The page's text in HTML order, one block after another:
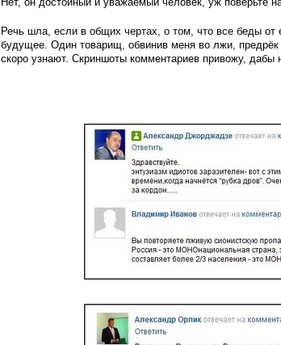
Речь шла, если в общих чертах, о том, что все беды
будущее. Один товарищ, обвинив меня во лжи,
скоро узнают. Скриншоты комментариев привожу,